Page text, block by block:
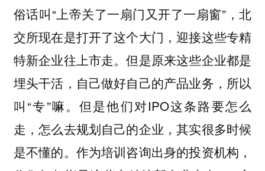
俗话叫“上帝关了一扇门又开了一扇窗”，北
交所现在是打开了这个大门，迎接这些专精
特新企业往上市走。但是原来这些企业都是
埋头干活，自己做好自己的产品业务，所以
叫“专”嘛。但是他们对IPO这条路要怎么
走，怎么去规划自己的企业，其实很多时候
是不懂的。作为培训咨询出身的投资机构，